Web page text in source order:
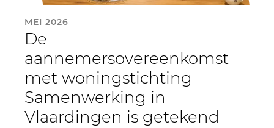
MEI 2026
De
aannemersovereenkomst
met woningstichting
Samenwerking in
Vlaardingen is getekend